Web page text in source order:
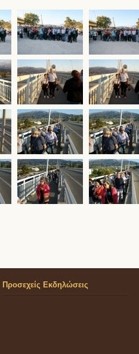
Προσεχείς Εκδηλώσεις